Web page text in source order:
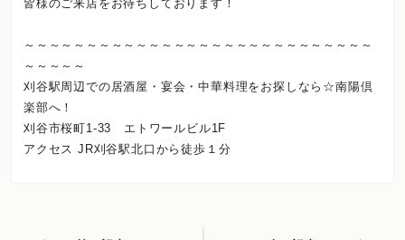
皆様のご来店をお待ちしております！
～～～～～～～～～～～～～～～～～～～～～～～～～～～～
～～～～～
刈谷駅周辺での居酒屋・宴会・中華料理をお探しなら☆南陽倶
楽部へ！
刈谷市桜町1-33 エトワールビル1F
アクセス JR刈谷駅北口から徒歩１分